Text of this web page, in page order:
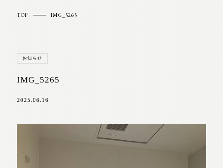
TOP IMG_5265
お知らせ
IMG_5265
2025.06.16